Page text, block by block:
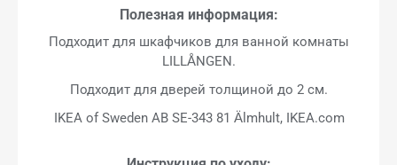
Полезная информация:
Подходит для шкафчиков для ванной комнаты
LILLÅNGEN.
Подходит для дверей толщиной до 2 см.
IKEA of Sweden AB SE-343 81 Älmhult, IKEA.com